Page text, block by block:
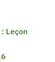
Leçon